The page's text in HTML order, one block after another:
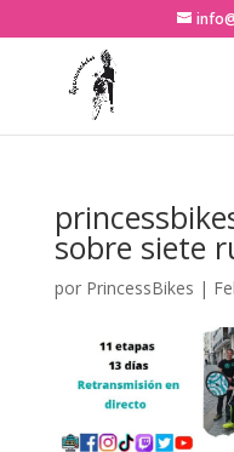
sobre siete
por PrincessBikes |